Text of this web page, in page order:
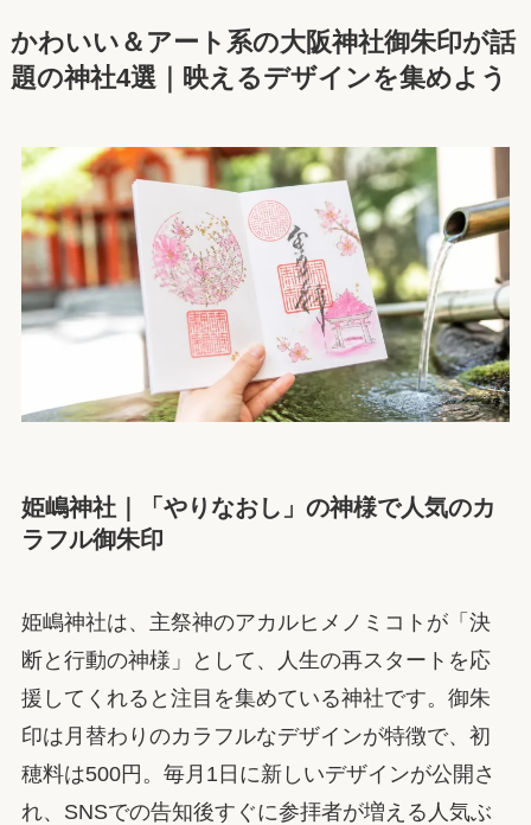
かわいい＆アート系の大阪神社御朱印が話
題の神社4選｜映えるデザインを集めよう
姫嶋神社｜「やりなおし」の神様で人気のカ
ラフル御朱印
姫嶋神社は、主祭神のアカルヒメノミコトが「決
断と行動の神様」として、人生の再スタートを応
援してくれると注目を集めている神社です。御朱
印は月替わりのカラフルなデザインが特徴で、初
穂料は500円。毎月1日に新しいデザインが公開さ
れ、SNSでの告知後すぐに参拝者が増える人気ぶ